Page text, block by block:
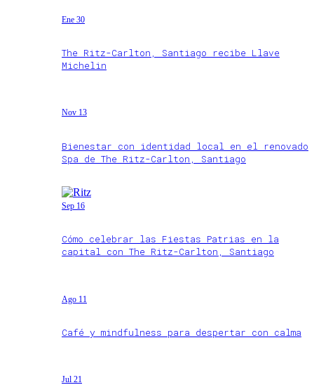
Ene 30
The Ritz-Carlton, Santiago recibe Llave
Michelin
Nov 13
Bienestar con identidad local en el renovado
Spa de The Ritz-Carlton, Santiago
Sep 16
Cómo celebrar las Fiestas Patrias en la
capital con The Ritz-Carlton, Santiago
Ago 11
Café y mindfulness para despertar con calma
Jul 21